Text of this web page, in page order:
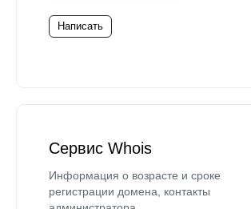
Написать
Сервис Whois
Информация о возрасте и сроке
регистрации домена, контакты